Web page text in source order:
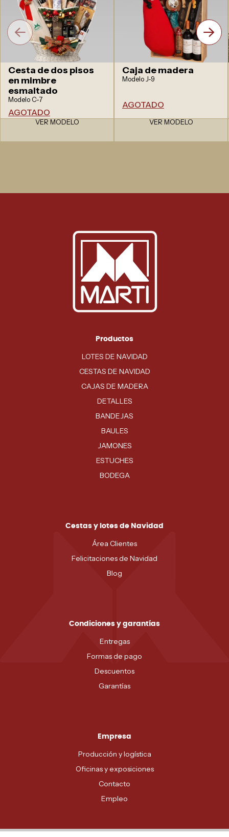
Cesta de dos pisos
en mimbre
esmaltado
Modelo C-7
AGOTADO
VER MODELO
Caja de madera
Modelo J-9
AGOTADO
VER MODELO
Productos
LOTES DE NAVIDAD
CESTAS DE NAVIDAD
CAJAS DE MADERA
DETALLES
BANDEJAS
BAULES
JAMONES
ESTUCHES
BODEGA
Cestas y lotes de Navidad
Área Clientes
Felicitaciones de Navidad
Blog
Condiciones y garantías
Entregas
Formas de pago
Descuentos
Garantías
Empresa
Producción y logística
Oficinas y exposiciones
Contacto
Empleo